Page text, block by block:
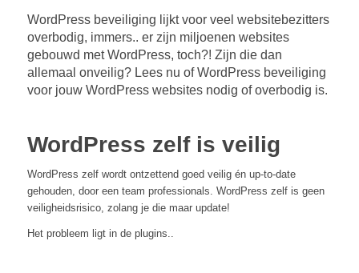
WordPress beveiliging lijkt voor veel websitebezitters
overbodig, immers.. er zijn miljoenen websites
gebouwd met WordPress, toch?! Zijn die dan
allemaal onveilig? Lees nu of WordPress beveiliging
voor jouw WordPress websites nodig of overbodig is.
WordPress zelf is veilig
WordPress zelf wordt ontzettend goed veilig én up-to-date
gehouden, door een team professionals. WordPress zelf is geen
veiligheidsrisico, zolang je die maar update!
Het probleem ligt in de plugins..